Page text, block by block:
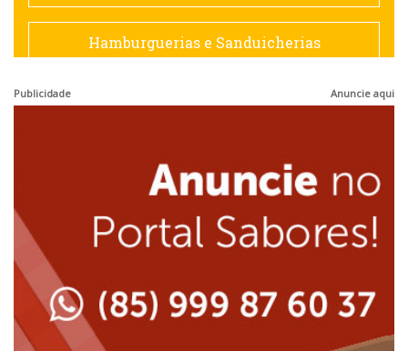
Francesa
Japonesa e Oriental
Lanchonetes
Massas
Hamburguerias e Sanduicherias
Peixes e Frutos do Mar
Publicidade Anuncie aqui